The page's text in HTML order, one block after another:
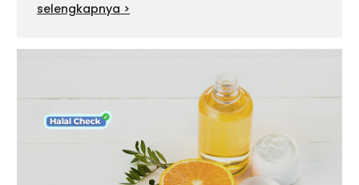
selengkapnya >